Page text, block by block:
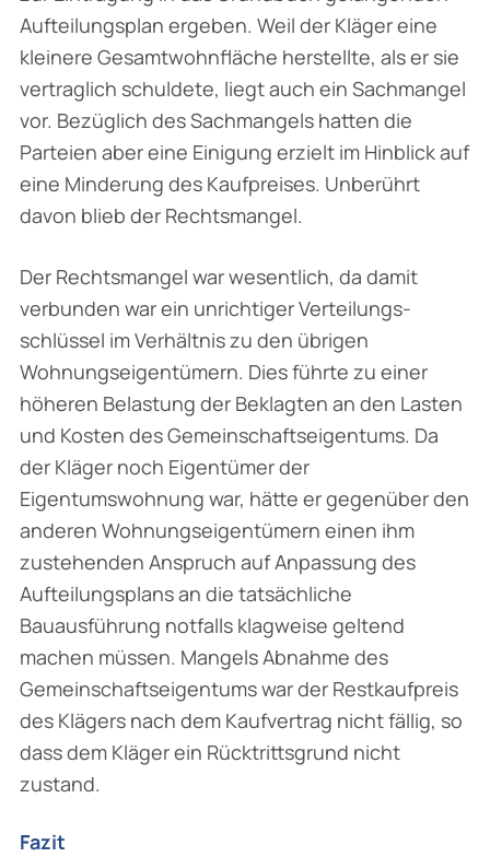
Aufteilungsplan ergeben. Weil der Kläger eine
kleinere Gesamtwohnfläche herstellte, als er sie
vertraglich schuldete, liegt auch ein Sachmangel
vor. Bezüglich des Sachmangels hatten die
Parteien aber eine Einigung erzielt im Hinblick auf
eine Minderung des Kaufpreises. Unberührt
davon blieb der Rechtsmangel.
Der Rechtsmangel war wesentlich, da damit
verbunden war ein unrichtiger Verteilungs­
schlüssel im Verhältnis zu den übrigen
Wohnungseigentümern. Dies führte zu einer
höheren Belastung der Beklagten an den Lasten
und Kosten des Gemeinschaftseigentums. Da
der Kläger noch Eigentümer der
Eigentumswohnung war, hätte er gegenüber den
anderen Wohnungseigentümern einen ihm
zustehenden Anspruch auf Anpassung des
Aufteilungsplans an die tatsächliche
Bauausführung notfalls klagweise geltend
machen müssen. Mangels Ab­nahme des
Gemeinschaftseigentums war der Restkaufpreis
des Klägers nach dem Kaufvertrag nicht fällig, so
dass dem Kläger ein Rücktrittsgrund nicht
zustand.
Fazit